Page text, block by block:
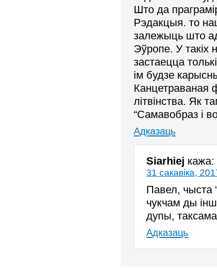
Што да
Рэдакцыя. то
залежыць што
Эўропе. У
застаецца
ім будзе
Канцетраваная
літвінства. Як
“Самавобраз і
Адказаць
Siarhiej кажа:
31 сакавіка,
Павел, чыста
чукчам ды
дупы,
Адказаць